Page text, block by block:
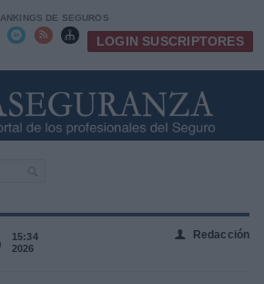
DE SEGUROS
   LOGIN SUSCRIPTORES
15:34
2026
👤 Redacción